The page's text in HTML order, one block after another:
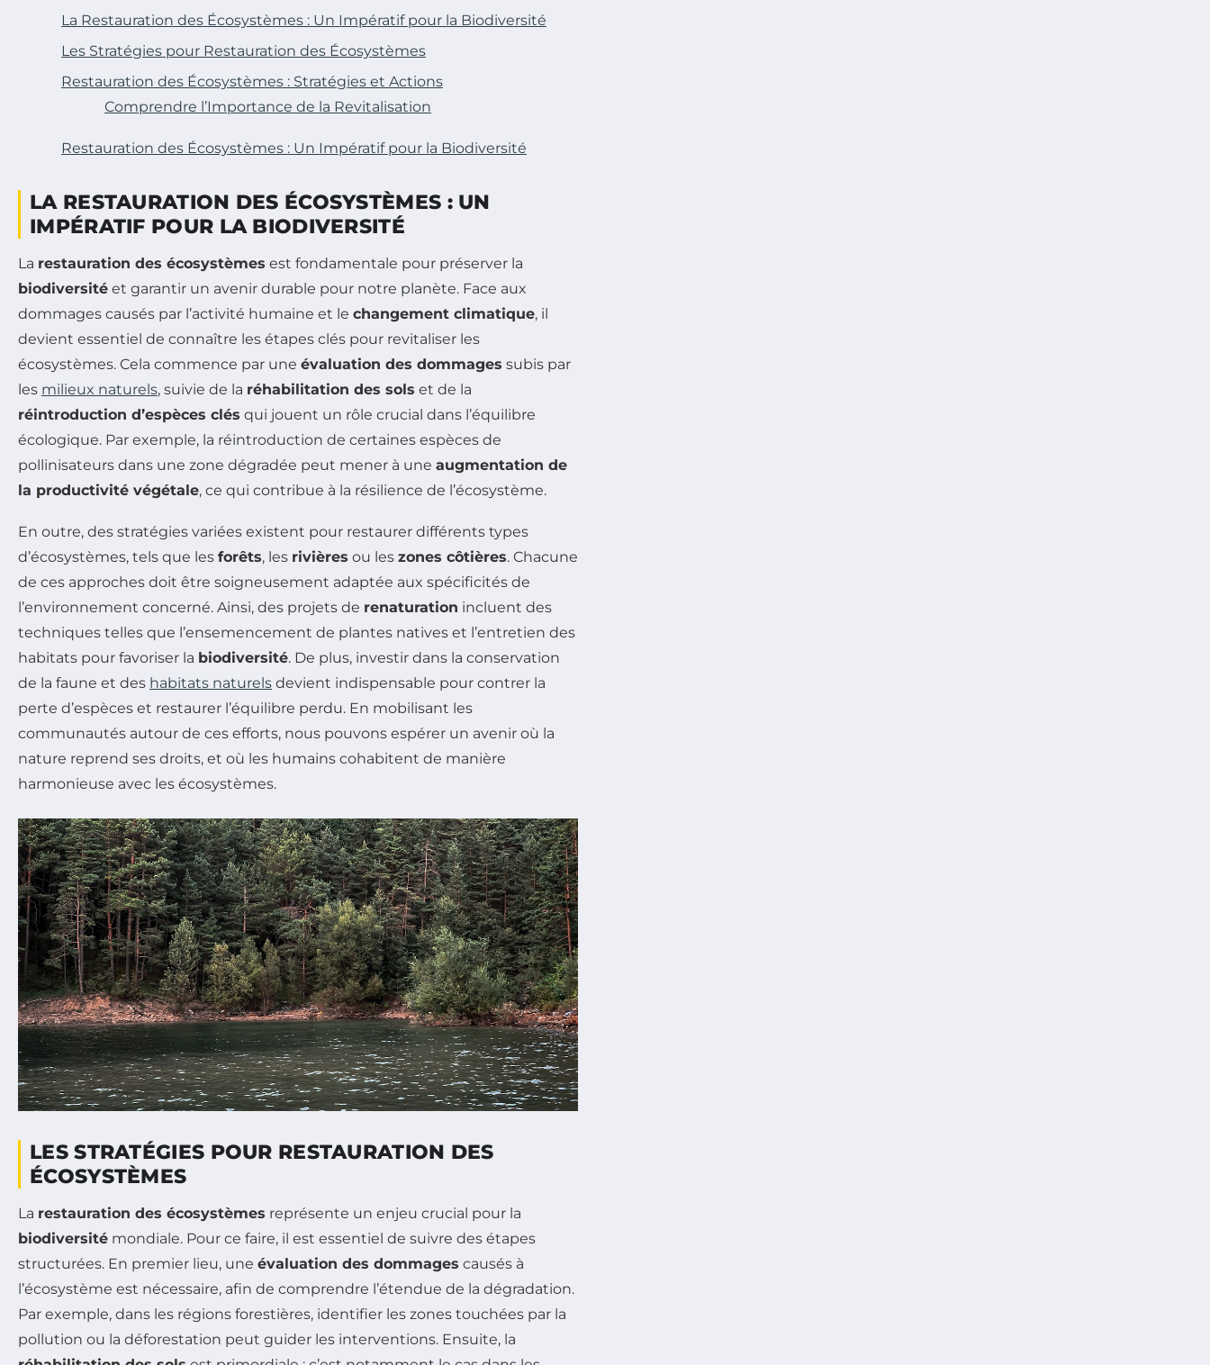
La Restauration des Écosystèmes : Un Impératif pour la Biodiversité
Les Stratégies pour Restauration des Écosystèmes
Restauration des Écosystèmes : Stratégies et Actions
Comprendre l’Importance de la Revitalisation
Restauration des Écosystèmes : Un Impératif pour la Biodiversité
LA RESTAURATION DES ÉCOSYSTÈMES : UN
IMPÉRATIF POUR LA BIODIVERSITÉ
La restauration des écosystèmes est fondamentale pour préserver la
biodiversité et garantir un avenir durable pour notre planète. Face aux
dommages causés par l’activité humaine et le changement climatique, il
devient essentiel de connaître les étapes clés pour revitaliser les
écosystèmes. Cela commence par une évaluation des dommages subis par
les milieux naturels, suivie de la réhabilitation des sols et de la
réintroduction d’espèces clés qui jouent un rôle crucial dans l’équilibre
écologique. Par exemple, la réintroduction de certaines espèces de
pollinisateurs dans une zone dégradée peut mener à une augmentation de
la productivité végétale, ce qui contribue à la résilience de l’écosystème.
En outre, des stratégies variées existent pour restaurer différents types
d’écosystèmes, tels que les forêts, les rivières ou les zones côtières. Chacune
de ces approches doit être soigneusement adaptée aux spécificités de
l’environnement concerné. Ainsi, des projets de renaturation incluent des
techniques telles que l’ensemencement de plantes natives et l’entretien des
habitats pour favoriser la biodiversité. De plus, investir dans la conservation
de la faune et des habitats naturels devient indispensable pour contrer la
perte d’espèces et restaurer l’équilibre perdu. En mobilisant les
communautés autour de ces efforts, nous pouvons espérer un avenir où la
nature reprend ses droits, et où les humains cohabitent de manière
harmonieuse avec les écosystèmes.
LES STRATÉGIES POUR RESTAURATION DES
ÉCOSYSTÈMES
La restauration des écosystèmes représente un enjeu crucial pour la
biodiversité mondiale. Pour ce faire, il est essentiel de suivre des étapes
structurées. En premier lieu, une évaluation des dommages causés à
l’écosystème est nécessaire, afin de comprendre l’étendue de la dégradation.
Par exemple, dans les régions forestières, identifier les zones touchées par la
pollution ou la déforestation peut guider les interventions. Ensuite, la